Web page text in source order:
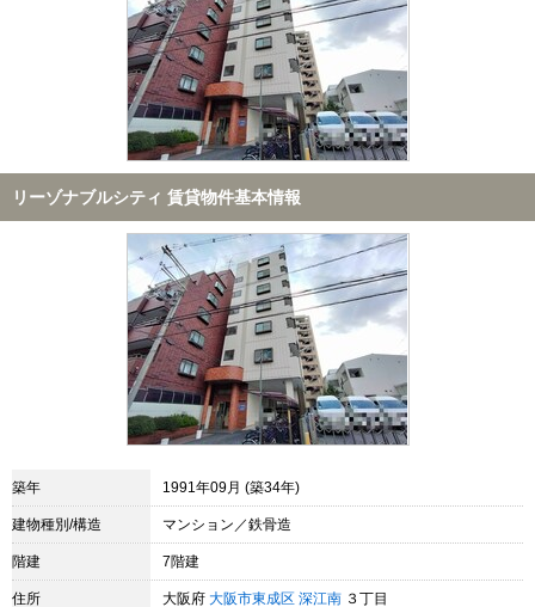
リーゾナブルシティ 賃貸物件基本情報
築年 1991年09月 (築34年)
建物種別/構造 マンション／鉄骨造
階建 7階建
住所 大阪府 大阪市東成区 深江南 ３丁目